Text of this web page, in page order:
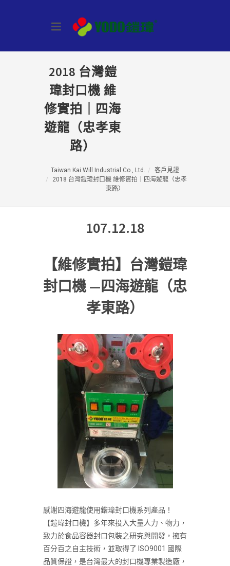
2018 台灣鎧
瑋封口機 維
修實拍｜四海
遊龍（忠孝東
路）
Taiwan Kai Will Industrial Co., Ltd.
客戶見證
2018 台灣鎧瑋封口機 維修實拍｜四海遊龍（忠孝
東路）
107.12.18
【維修實拍】台灣鎧瑋
封口機 —四海遊龍（忠
孝東路）
感謝四海遊龍使用鍇瑋封口機系列產品！
【鎧瑋封口機】多年來投入大量人力、物力，
致力於食品容器封口包裝之研究與開發，擁有
百分百之自主技術，並取得了 ISO9001 國際
品質保證，是台灣最大的封口機專業製造廠，